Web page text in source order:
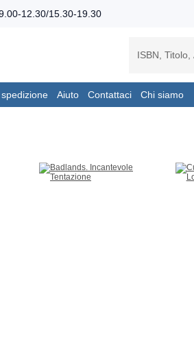
12.30/15.30-19.30
Aiuto Contattaci Chi siamo